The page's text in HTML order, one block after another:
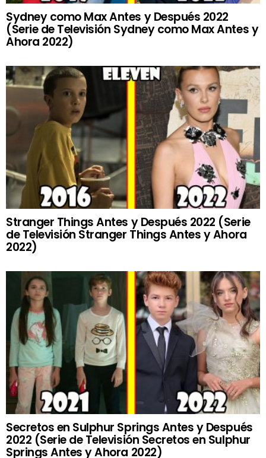
Sydney como Max Antes y Después 2022
(Serie de Televisión Sydney como Max Antes y
Ahora 2022)
Stranger Things Antes y Después 2022 (Serie
de Televisión Stranger Things Antes y Ahora
2022)
Secretos en Sulphur Springs Antes y Después
2022 (Serie de Televisión Secretos en Sulphur
Springs Antes y Ahora 2022)